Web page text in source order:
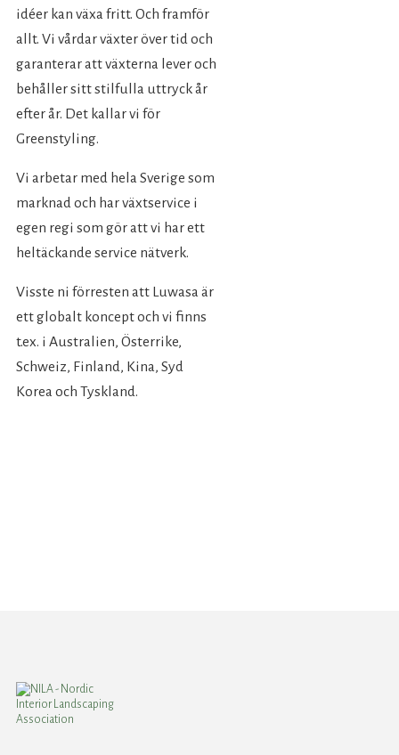
idéer kan växa fritt. Och framför
allt. Vi vårdar växter över tid och
garanterar att växterna lever och
behåller sitt stilfulla uttryck år
efter år. Det kallar vi för
Greenstyling.
Vi arbetar med hela Sverige som
marknad och har växtservice i
egen regi som gör att vi har ett
heltäckande service nätverk.
Visste ni förresten att Luwasa är
ett globalt koncept och vi finns
t.ex. i Australien, Österrike,
Schweiz, Finland, Kina, Syd
Korea och Tyskland.